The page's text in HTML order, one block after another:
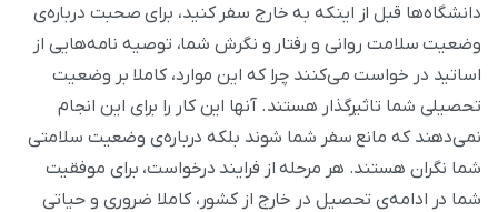
دانشگاه‌ها قبل از اینکه به خارج سفر کنید، برای صحبت درباره‌ی
وضعیت سلامت روانی و رفتار و نگرش شما، توصیه نامه‌هایی از
اساتید در خواست می‌کنند چرا که این موارد، کاملا بر وضعیت
تحصیلی شما تاثیر‌گذار هستند. آنها این کار را برای این انجام
نمی‌دهند که مانع سفر شما شوند بلکه درباره‌ی وضعیت سلامتی
شما نگران هستند. هر مرحله از فرایند درخواست، برای موفقیت
شما در ادامه‌ی تحصیل در خارج از کشور، کاملا ضروری و حیاتی